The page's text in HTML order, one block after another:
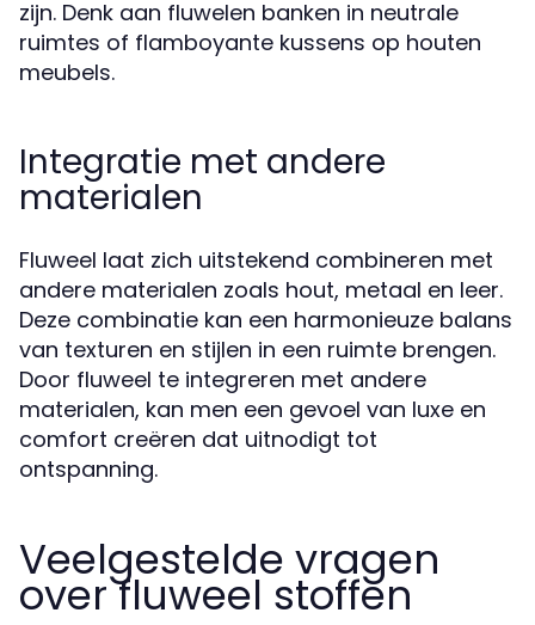
zijn. Denk aan fluwelen banken in neutrale
ruimtes of flamboyante kussens op houten
meubels.
Integratie met andere
materialen
Fluweel laat zich uitstekend combineren met
andere materialen zoals hout, metaal en leer.
Deze combinatie kan een harmonieuze balans
van texturen en stijlen in een ruimte brengen.
Door fluweel te integreren met andere
materialen, kan men een gevoel van luxe en
comfort creëren dat uitnodigt tot
ontspanning.
Veelgestelde vragen
over fluweel stoffen